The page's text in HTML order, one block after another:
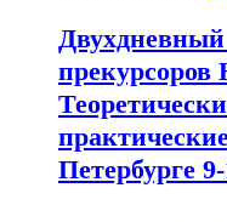
Петербурге